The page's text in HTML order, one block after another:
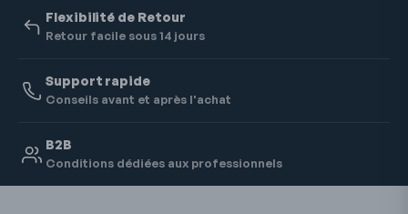
Flexibilité de Retour
Retour facile sous 14 jours
Support rapide
Conseils avant et après l'achat
B2B
Conditions dédiées aux professionnels